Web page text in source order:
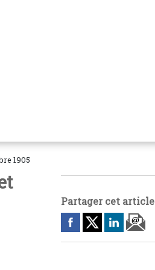
1905
Partager cet article